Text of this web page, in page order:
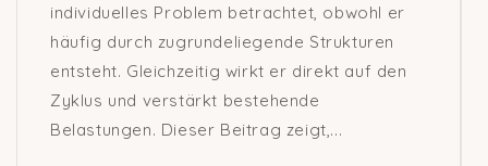
individuelles Problem betrachtet, obwohl er
häufig durch zugrundeliegende Strukturen
entsteht. Gleichzeitig wirkt er direkt auf den
Zyklus und verstärkt bestehende
Belastungen. Dieser Beitrag zeigt,...